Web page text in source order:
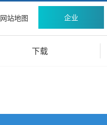
网站地图 企业
下载